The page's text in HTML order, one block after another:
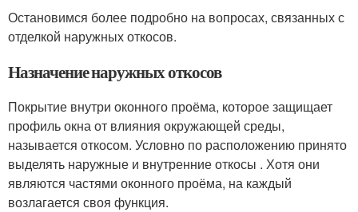
Остановимся более подробно на вопросах, связанных с
отделкой наружных откосов.
Назначение наружных откосов
Покрытие внутри оконного проёма, которое защищает
профиль окна от влияния окружающей среды,
называется откосом. Условно по расположению принято
выделять наружные и внутренние откосы . Хотя они
являются частями оконного проёма, на каждый
возлагается своя функция.